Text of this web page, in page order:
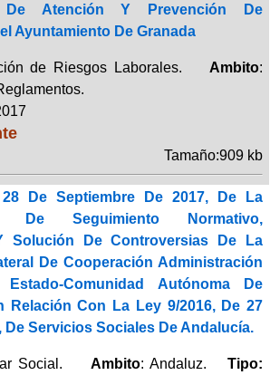
De Atención Y Prevención De
Ayuntamiento De Granada
de Riesgos Laborales. Ambito:
Tamaño:909 kb
De Septiembre De 2017, De La
De Seguimiento Normativo,
Solución De Controversias De La
De Cooperación Administración
Comunidad Autónoma De
Relación Con La Ley 9/2016, De 27
De Servicios Sociales De Andalucía.
Social. Ambito: Andaluz.Tipo: